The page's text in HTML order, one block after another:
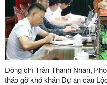
Đồng chí Trần Thanh Nhàn,
tháo gỡ khó khăn Dự án cầu